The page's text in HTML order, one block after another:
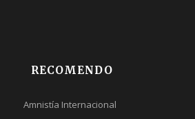
RECOMENDO
Amnistía Internacional